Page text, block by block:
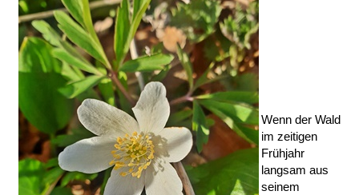
Wenn der Wald
im zeitigen
Frühjahr
langsam aus
seinem